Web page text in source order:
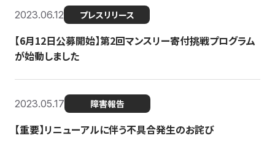
2023.06.12 プレスリリース
【6月12日公募開始】第2回マンスリー寄付挑戦プログラム
が始動しました
2023.05.17 障害報告
【重要】リニューアルに伴う不具合発生のお詫び